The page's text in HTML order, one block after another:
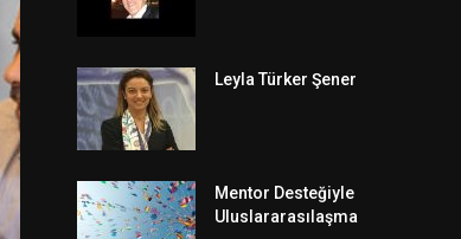
Leyla Türker Şener
Mentor Desteğiyle
Uluslararasılaşma